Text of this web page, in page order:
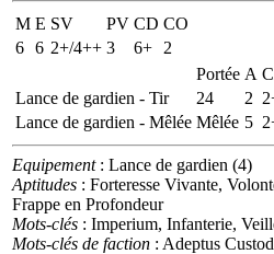
M E SV PV CD CO
6 6 2+/4++ 3 6+
2
Portée A
Lance de gardien - Tir
24 2
Lance de gardien - Mêlée Mêlée 5
Equipement: Lance de gardien (4)
Aptitudes : Forteresse Vivante,
Frappe en Profondeur
Mots-clés : Imperium, Infanterie,
Mots-clés de faction : Adeptus